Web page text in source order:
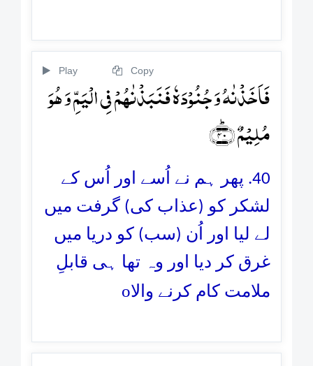
Play Copy
فَاَخَذۡنٰہُ وَ جُنُوۡدَہٗ فَنَبَذۡنٰہُمۡ فِی الۡیَمِّ وَ ہُوَ
مُلِیۡمٌ ﴿ؕ۴۰﴾
40. پھر ہم نے اُسے اور اُس کے
لشکر کو (عذاب کی) گرفت میں
لے لیا اور اُن (سب) کو دریا میں
غرق کر دیا اور وہ تھا ہی قابلِ
ملامت کام کرنے والاo